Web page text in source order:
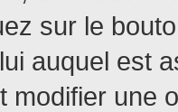
sur le
auquel est
modifier une